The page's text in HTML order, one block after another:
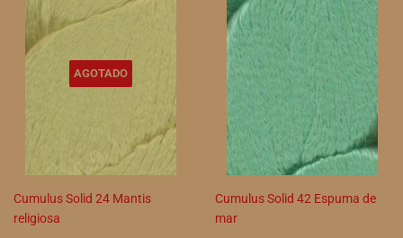
AGOTADO
Cumulus Solid 24 Mantis
religiosa
Cumulus Solid 42 Espuma de
mar